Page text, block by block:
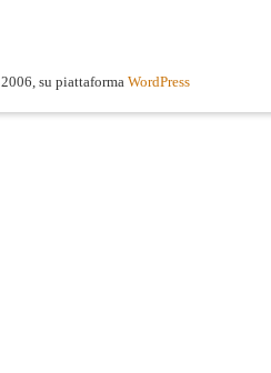
2006, su piattaforma WordPress